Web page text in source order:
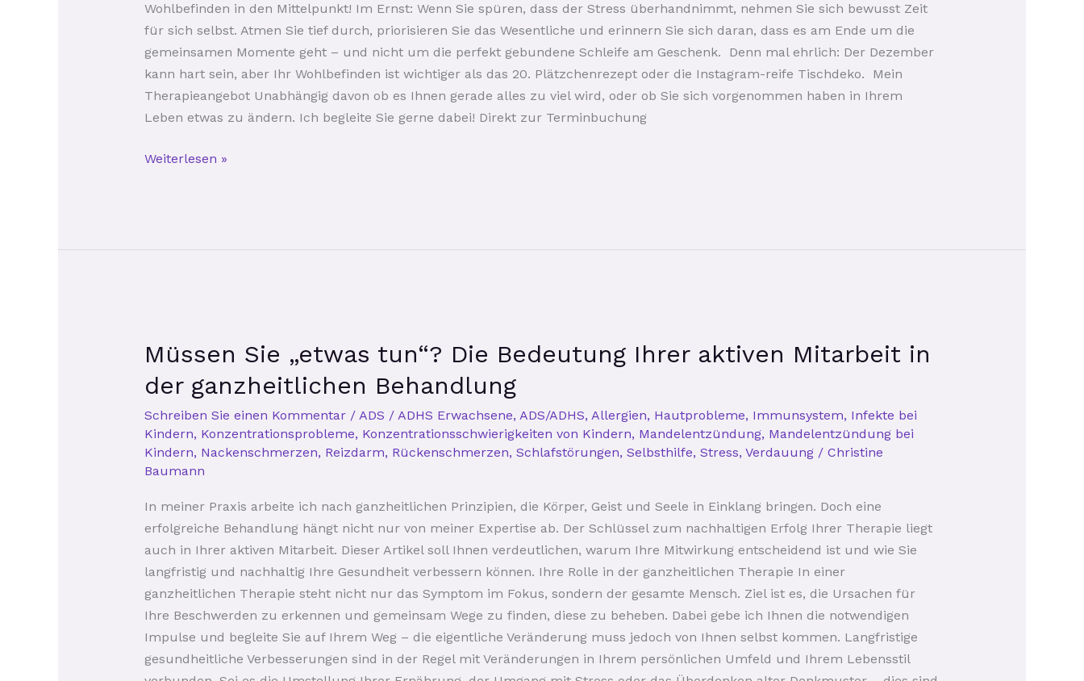
Wohlbefinden in den Mittelpunkt! Im Ernst: Wenn Sie spüren, dass der Stress überhandnimmt, nehmen Sie sich bewusst Zeit
für sich selbst. Atmen Sie tief durch, priorisieren Sie das Wesentliche und erinnern Sie sich daran, dass es am Ende um die
gemeinsamen Momente geht – und nicht um die perfekt gebundene Schleife am Geschenk. Denn mal ehrlich: Der Dezember
kann hart sein, aber Ihr Wohlbefinden ist wichtiger als das 20. Plätzchenrezept oder die Instagram-reife Tischdeko. Mein
Therapieangebot Unabhängig davon ob es Ihnen gerade alles zu viel wird, oder ob Sie sich vorgenommen haben in Ihrem
Leben etwas zu ändern. Ich begleite Sie gerne dabei! Direkt zur Terminbuchung
Weiterlesen »
Müssen Sie „etwas tun“? Die Bedeutung Ihrer aktiven Mitarbeit in
der ganzheitlichen Behandlung
Schreiben Sie einen Kommentar / ADS / ADHS Erwachsene, ADS/ADHS, Allergien, Hautprobleme, Immunsystem, Infekte bei
Kindern, Konzentrationsprobleme, Konzentrationsschwierigkeiten von Kindern, Mandelentzündung, Mandelentzündung bei
Kindern, Nackenschmerzen, Reizdarm, Rückenschmerzen, Schlafstörungen, Selbsthilfe, Stress, Verdauung/ Christine
Baumann
In meiner Praxis arbeite ich nach ganzheitlichen Prinzipien, die Körper, Geist und Seele in Einklang bringen. Doch eine
erfolgreiche Behandlung hängt nicht nur von meiner Expertise ab. Der Schlüssel zum nachhaltigen Erfolg Ihrer Therapie liegt
auch in Ihrer aktiven Mitarbeit. Dieser Artikel soll Ihnen verdeutlichen, warum Ihre Mitwirkung entscheidend ist und wie Sie
langfristig und nachhaltig Ihre Gesundheit verbessern können. Ihre Rolle in der ganzheitlichen Therapie In einer
ganzheitlichen Therapie steht nicht nur das Symptom im Fokus, sondern der gesamte Mensch. Ziel ist es, die Ursachen für
Ihre Beschwerden zu erkennen und gemeinsam Wege zu finden, diese zu beheben. Dabei gebe ich Ihnen die notwendigen
Impulse und begleite Sie auf Ihrem Weg – die eigentliche Veränderung muss jedoch von Ihnen selbst kommen. Langfristige
gesundheitliche Verbesserungen sind in der Regel mit Veränderungen in Ihrem persönlichen Umfeld und Ihrem Lebensstil
Sie
tun“?
Die
Bedeutung
Ihrer
Mitarbeit
in
der
ganzheitlichen
Behandlung